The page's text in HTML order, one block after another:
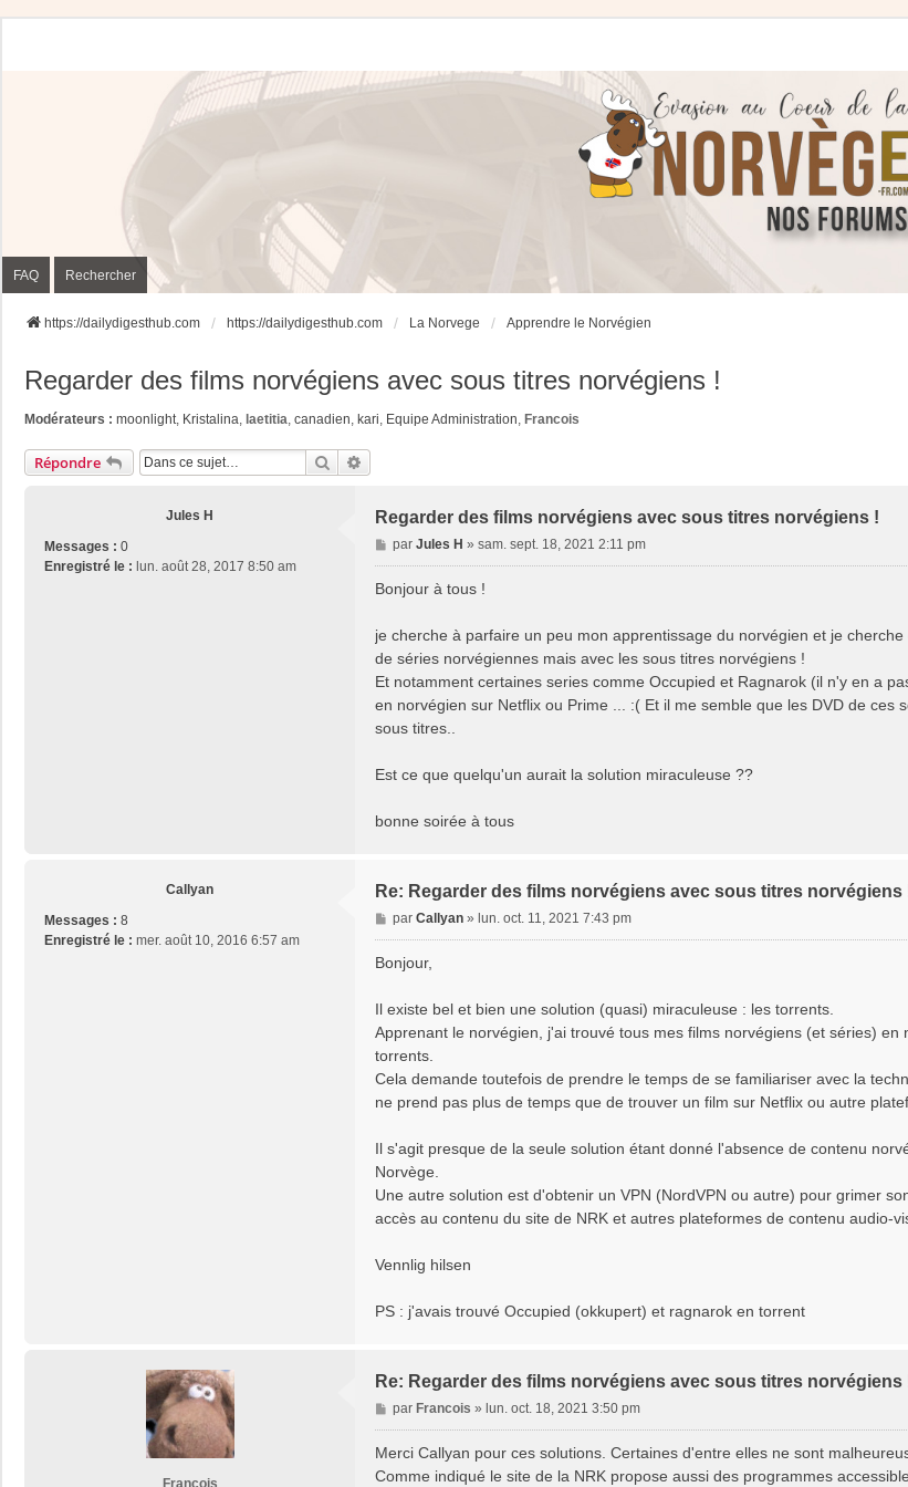
FAQ Rechercher
https://dailydigesthub.com https://dailydigesthub.com La Norvege Apprendre le Norvégien
Regarder des films norvégiens avec sous titres norvégiens !
Modérateurs : moonlight, Kristalina, laetitia, canadien, kari, Equipe Administration, Francois
Répondre Rechercher
Jules H
Messages : 0
Enregistré le : lun. août 28, 2017 8:50 am
Regarder des films norvégiens avec sous titres norvégiens !
M
e
g
e
par Jules H » sam. sept. 18, 2021 2:11 pm
Bonjour à tous !
je cherche à parfaire un peu mon apprentissage du norvégien et je
de séries norvégiennes mais avec les sous titres norvégiens !
Et notamment certaines series comme Occupied et Ragnarok (il n'y en a
en norvégien sur Netflix ou Prime ... :( Et il me semble que les DVD de ces
sous titres..
Est ce que quelqu'un aurait la solution miraculeuse ??
bonne soirée à tous
Callyan
Messages : 8
Enregistré le : mer. août 10, 2016 6:57 am
Re: Regarder des films norvégiens avec sous titres norvégiens
M
e
g
e
par Callyan» lun. oct. 11, 2021 7:43 pm
Bonjour,
Il existe bel et bien une solution (quasi) miraculeuse : les torrents.
Apprenant le norvégien, j'ai trouvé tous mes films norvégiens (et séries)
torrents.
Cela demande toutefois de prendre le temps de se familiariser avec la
ne prend pas plus de temps que de trouver un film sur Netflix ou autre
Il s'agit presque de la seule solution étant donné l'absence de contenu
Norvège.
Une autre solution est d'obtenir un VPN (NordVPN ou autre) pour grimer
accès au contenu du site de NRK et autres plateformes de contenu audio-
Vennlig hilsen
PS : j'avais trouvé Occupied (okkupert) et ragnarok en torrent
Francois
Re: Regarder des films norvégiens avec sous titres norvégiens
M
e
par Francois » lun. oct. 18, 2021 3:50 pm
Merci Callyan pour ces solutions. Certaines d'entre elles ne sont
Comme indiqué le site de la NRK propose aussi des programmes